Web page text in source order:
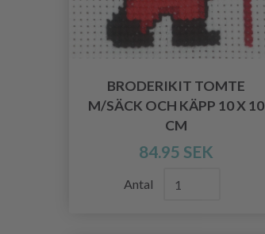
BRODERIKIT TOMTE
M/SÄCK OCH KÄPP 10 X 10
CM
84.95 SEK
Antal